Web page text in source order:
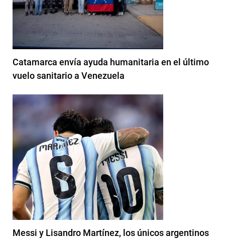
Catamarca envía ayuda humanitaria en el último
vuelo sanitario a Venezuela
Messi y Lisandro Martínez, los únicos argentinos